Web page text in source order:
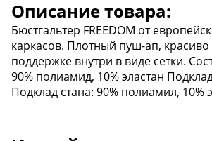
Описание товара:
Бюстгальтер FREEDOM от
каркасов. Плотный пуш-ап,
поддержке внутри в виде сетки.
90% полиамид, 10% эластан
Подклад стана: 90% полиамил, 10%